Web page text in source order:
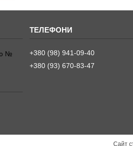
№
+380 (98) 941-09-40
+380 (93) 670-83-47
Сайт